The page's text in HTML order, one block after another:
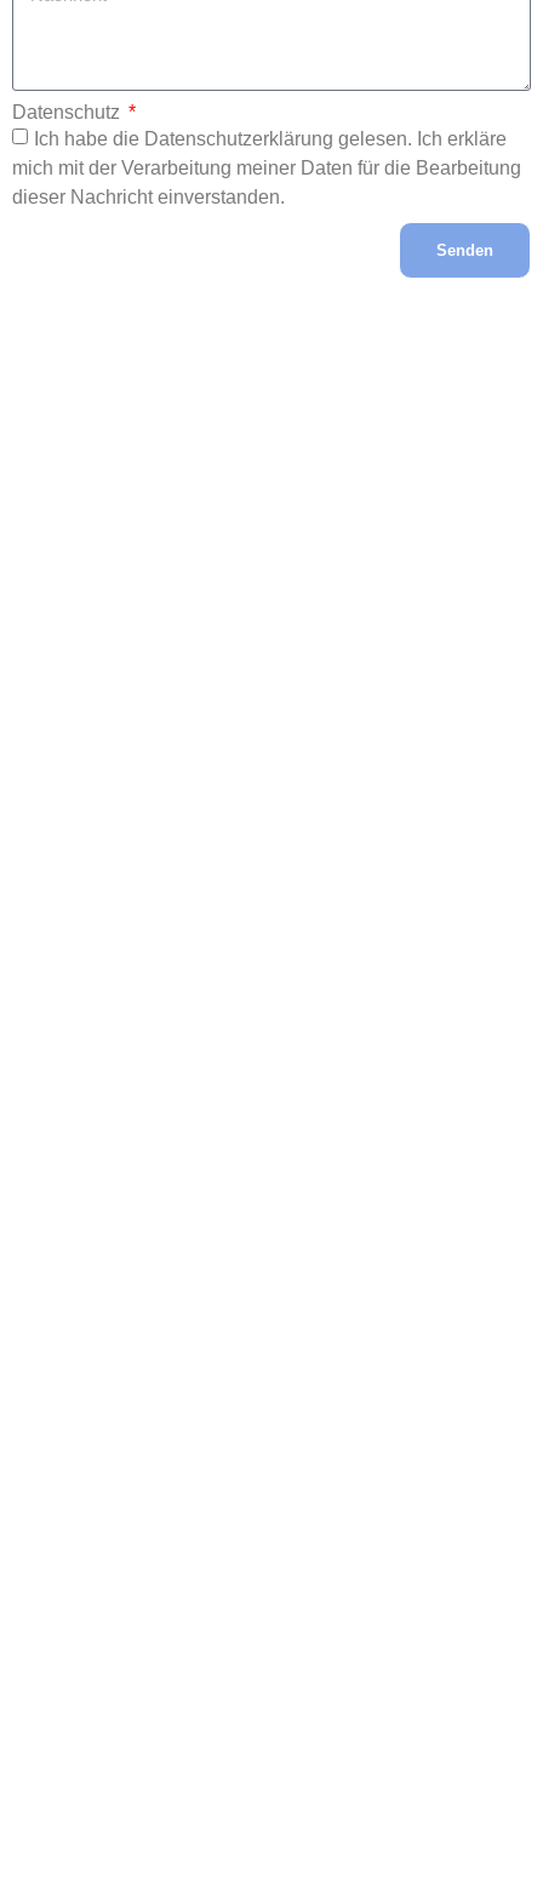
Datenschutz
Ich habe die Datenschutzerklärung gelesen. Ich erkläre
mich mit der Verarbeitung meiner Daten für die Bearbeitung
dieser Nachricht einverstanden.
Senden